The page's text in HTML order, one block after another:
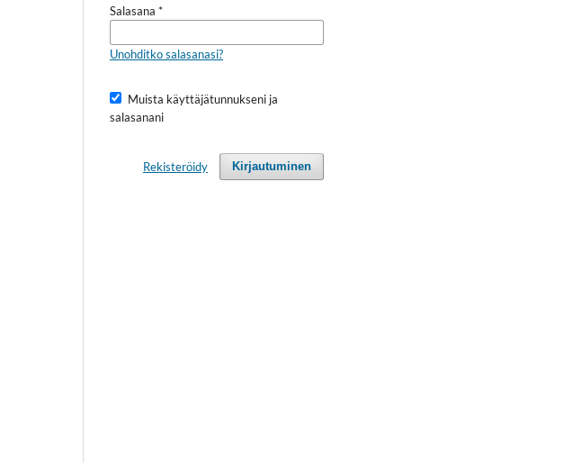
Salasana *
Unohditko salasanasi?
Muista käyttäjätunnukseni ja
salasanani
Kirjautuminen
Rekisteröidy